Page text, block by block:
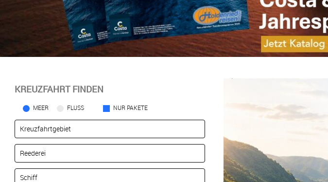
KREUZFAHRT FINDEN
MEER FLUSS NUR PAKETE